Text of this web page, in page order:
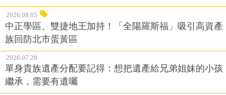
2026.08.05
中正學區、雙捷地王加持！「全陽羅斯福」吸引高資產
族回防北市蛋黃區
2026.07.28
單身貴族遺產分配要記得：想把遺產給兄弟姐妹的小孩
繼承，需要有遺囑